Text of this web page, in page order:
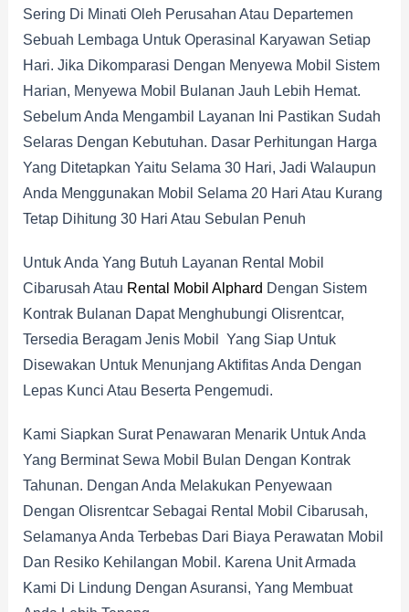
Sering Di Minati Oleh Perusahan Atau Departemen
Sebuah Lembaga Untuk Operasinal Karyawan Setiap
Hari. Jika Dikomparasi Dengan Menyewa Mobil Sistem
Harian, Menyewa Mobil Bulanan Jauh Lebih Hemat.
Sebelum Anda Mengambil Layanan Ini Pastikan Sudah
Selaras Dengan Kebutuhan. Dasar Perhitungan Harga
Yang Ditetapkan Yaitu Selama 30 Hari, Jadi Walaupun
Anda Menggunakan Mobil Selama 20 Hari Atau Kurang
Tetap Dihitung 30 Hari Atau Sebulan Penuh
Untuk Anda Yang Butuh Layanan Rental Mobil
Cibarusah Atau Rental Mobil Alphard Dengan Sistem
Kontrak Bulanan Dapat Menghubungi Olisrentcar,
Tersedia Beragam Jenis Mobil Yang Siap Untuk
Disewakan Untuk Menunjang Aktifitas Anda Dengan
Lepas Kunci Atau Beserta Pengemudi.
Kami Siapkan Surat Penawaran Menarik Untuk Anda
Yang Berminat Sewa Mobil Bulan Dengan Kontrak
Tahunan. Dengan Anda Melakukan Penyewaan
Dengan Olisrentcar Sebagai Rental Mobil Cibarusah,
Selamanya Anda Terbebas Dari Biaya Perawatan Mobil
Dan Resiko Kehilangan Mobil. Karena Unit Armada
Kami Di Lindung Dengan Asuransi, Yang Membuat